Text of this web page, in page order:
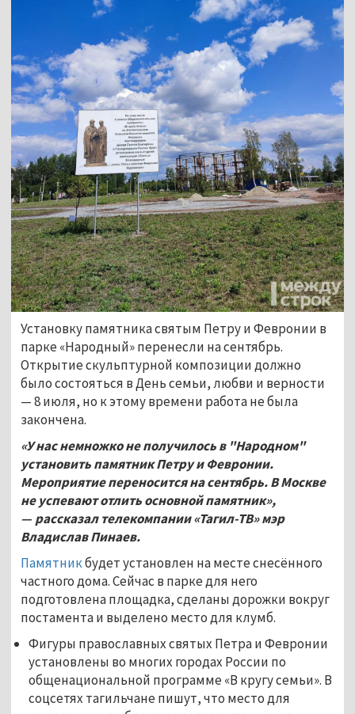
Установку памятника святым Петру и Февронии в
парке «Народный» перенесли на сентябрь.
Открытие скульптурной композиции должно
было состояться в День семьи, любви и верности
—8 июля, но к этому времени работа не была
закончена.
«У нас немножко не получилось в "Народном"
установить памятник Петру и Февронии.
Мероприятие переносится на сентябрь. В Москве
не успевают отлить основной памятник»,
— рассказал телекомпании «Тагил-ТВ» мэр
Владислав Пинаев.
Памятникбудет установлен на месте снесённого
частного дома. Сейчас в парке для него
подготовлена площадка, сделаны дорожки вокруг
постамента и выделено место для клумб.
Фигуры православных святых Петра и Февронии
установлены во многих городах России по
общенациональной программе «В кругу семьи». В
соцсетях тагильчане пишут, что место для